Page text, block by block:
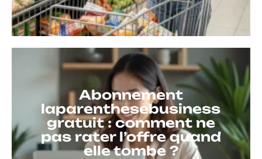
Abonnement
laparenthesebusiness
gratuit : comment ne
pas rater l’offre quand
elle tombe ?